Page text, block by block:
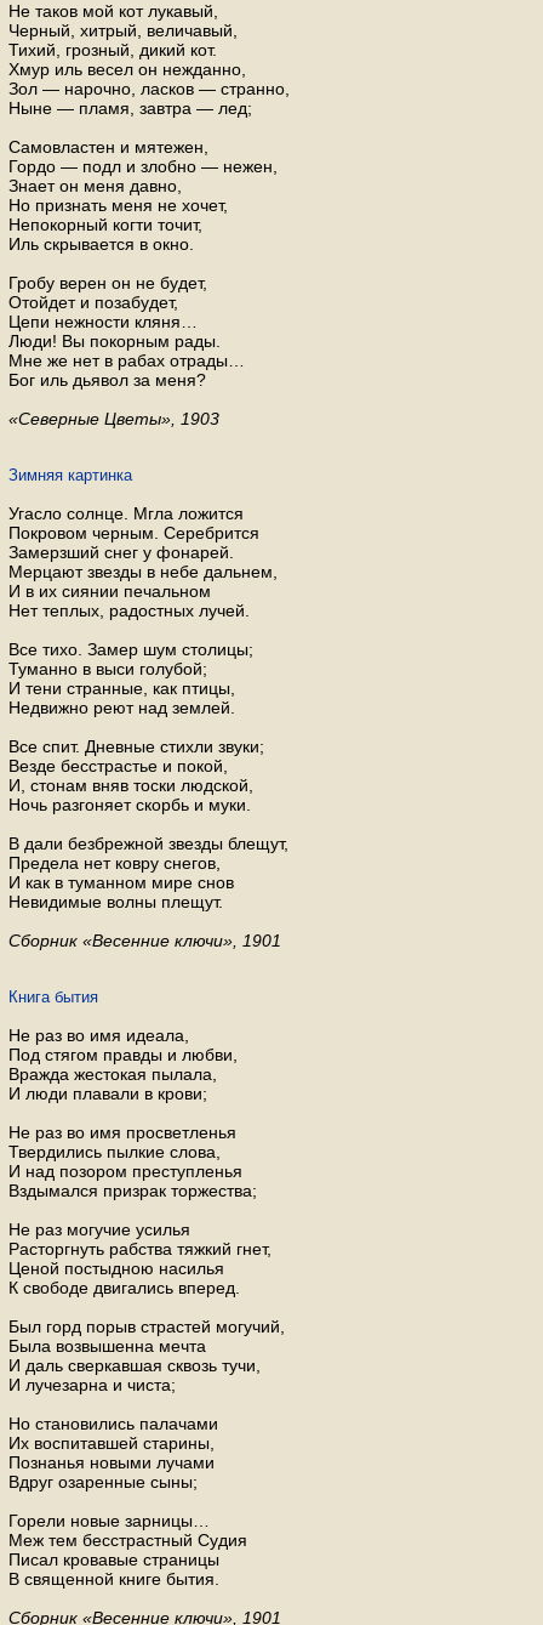
Не таков мой кот лукавый,
Черный, хитрый, величавый,
Тихий, грозный, дикий кот.
Хмур иль весел он нежданно,
Зол — нарочно, ласков — странно,
Ныне — пламя, завтра — лед;
Самовластен и мятежен,
Гордо — подл и злобно — нежен,
Знает он меня давно,
Но признать меня не хочет,
Непокорный когти точит,
Иль скрывается в окно.
Гробу верен он не будет,
Отойдет и позабудет,
Цепи нежности кляня…
Люди! Вы покорным рады.
Мне же нет в рабах отрады…
Бог иль дьявол за меня?
«Северные Цветы», 1903
Зимняя картинка
Угасло солнце. Мгла ложится
Покровом черным. Серебрится
Замерзший снег у фонарей.
Мерцают звезды в небе дальнем,
И в их сиянии печальном
Нет теплых, радостных лучей.
Все тихо. Замер шум столицы;
Туманно в выси голубой;
И тени странные, как птицы,
Недвижно реют над землей.
Все спит. Дневные стихли звуки;
Везде бесстрастье и покой,
И, стонам вняв тоски людской,
Ночь разгоняет скорбь и муки.
В дали безбрежной звезды блещут,
Предела нет ковру снегов,
И как в туманном мире снов
Невидимые волны плещут.
Сборник «Весенние ключи», 1901
Книга бытия
Не раз во имя иде­а­ла,
Под стя­гом прав­ды и любви,
Враж­да же­сто­кая пы­ла­ла,
И люди пла­ва­ли в крови;
Не раз во имя про­свет­ле­нья
Твер­ди­лись пыл­кие слова,
И над по­зо­ром пре­ступ­ле­нья
Взды­мал­ся при­зрак тор­же­ства;
Не раз мо­гу­чие уси­лья
Рас­торг­нуть раб­ства тяж­кий гнет,
Ценой по­стыд­ною на­си­лья
К сво­бо­де дви­га­лись впе­ред.
Был горд порыв стра­стей мо­гу­чий,
Была воз­вы­шен­на мечта
И даль свер­кав­шая сквозь тучи,
И лу­че­зар­на и чиста;
Но ста­но­ви­лись па­ла­ча­ми
Их вос­пи­тав­шей ста­ри­ны,
По­зна­нья но­вы­ми лу­ча­ми
Вдруг оза­рен­ные сыны;
Го­ре­ли новые зар­ни­цы…
Меж тем бес­страст­ный Судия
Писал кро­ва­вые стра­ни­цы
В свя­щен­ной книге бытия.
Сбор­ник «Ве­сен­ние ключи», 1901